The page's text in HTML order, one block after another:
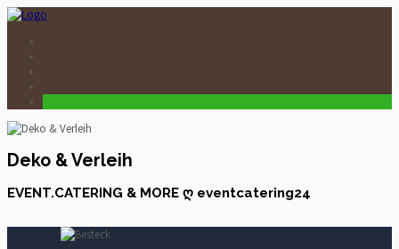
Deko & Verleih
EVENT.CATERING & MORE ღ eventcatering24